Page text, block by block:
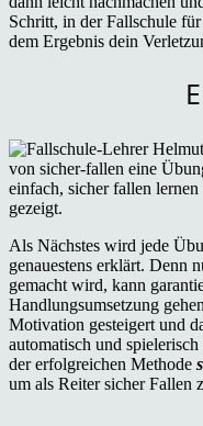
Schritt, in der Fallschule
dem Ergebnis dein
Als Nächstes wird jede
genauestens erklärt. Denn
gemacht wird, kann
Handlungsumsetzung
Motivation gesteigert und
automatisch und
der erfolgreichen Methode
um als Reiter sicher Fallen